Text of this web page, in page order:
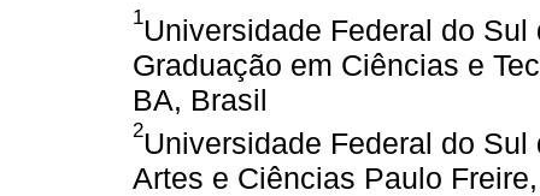
1Universidade Federal do
Graduação em Ciências e
BA, Brasil
2Universidade Federal do
Artes e Ciências Paulo